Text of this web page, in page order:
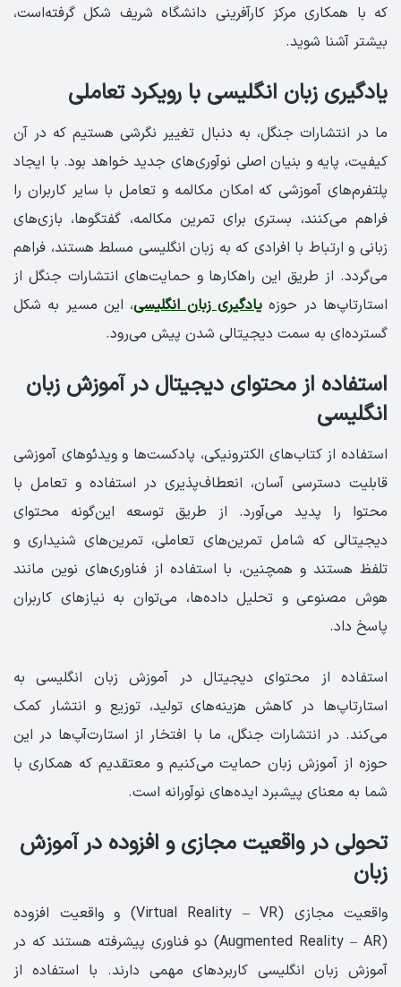
که با همکاری مرکز کارآفرینی دانشگاه شریف شکل گرفته‌است،
بیشتر آشنا شوید.‏
‏یادگیری زبان انگلیسی با رویکرد تعاملی
ما در انتشارات جنگل، به دنبال تغییر نگرشی هستیم که در آن
کیفیت، ‏پایه‌ و بنیان اصلی نوآوری‌های جدید خواهد بود. با ایجاد
پلتفرم‌های آموزشی که امکان مکالمه و تعامل با سایر کاربران را
فراهم می‌کنند، بستری برای تمرین مکالمه، گفتگوها، بازی‌های
زبانی و ارتباط با افرادی که به زبان انگلیسی مسلط هستند، فراهم
می‌گردد. از طریق این راهکارها و حمایت‌های انتشارات جنگل از
استارتاپ‌ها در حوزه یادگیری زبان انگلیسی، این مسیر به شکل
گسترده‌ای به سمت دیجیتالی شدن پیش می‌رود.
‏استفاده از محتوای دیجیتال در آموزش زبان
انگلیسی
استفاده از کتاب‌های الکترونیکی، پادکست‌ها و ویدئوهای آموزشی
قابلیت دسترسی آسان، انعطاف‌پذیری در استفاده و تعامل با
محتوا را پدید می‌آورد. از طریق توسعه این‌گونه محتوای
دیجیتالی که شامل تمرین‌های تعاملی، تمرین‌های شنیداری و
تلفظ هستند و همچنین، با استفاده از فناوری‌های نوین مانند
هوش مصنوعی و تحلیل داده‌ها، می‌توان به نیازهای کاربران
پاسخ داد.
استفاده از محتوای دیجیتال در آموزش زبان انگلیسی به
استارتاپ‌ها در کاهش هزینه‌های تولید، توزیع و انتشار کمک
می‌کند. در انتشارات جنگل، ما با افتخار از استارت‌آپ‌ها در این
حوزه از آموزش زبان حمایت می‌کنیم و معتقدیم که همکاری با
شما به معنای ‏پیشبرد ایده‌های نوآورانه است.
‏تحولی در واقعیت مجازی و افزوده در آموزش
زبان
واقعیت مجازی (Virtual Reality – VR) و واقعیت افزوده
(Augmented Reality – AR) دو فناوری پیشرفته هستند که در
آموزش زبان انگلیسی کاربردهای مهمی دارند. با استفاده از